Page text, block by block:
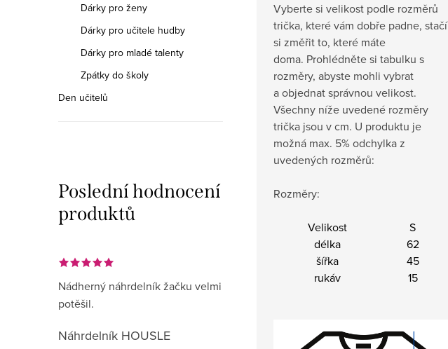
Dárky pro ženy
Dárky pro učitele hudby
Dárky pro mladé talenty
Zpátky do školy
Den učitelů
Poslední hodnocení
produktů
Nádherný náhrdelník žačku velmi
potěšil.
Náhrdelník HOUSLE
Vyberte si velikost podle rozměrů
trička, které vám dobře padne, stačí
si změřit to, které máte
doma. Prohlédněte si tabulku s
rozměry, abyste mohli vybrat
a objednat správnou velikost.
Všechny níže uvedené rozměry
trička jsou v cm. U produktu je
možná max. 5% odchylka z
uvedených rozměrů:
Rozměry:
Velikost S
délka
62
šířka
45
rukáv
15